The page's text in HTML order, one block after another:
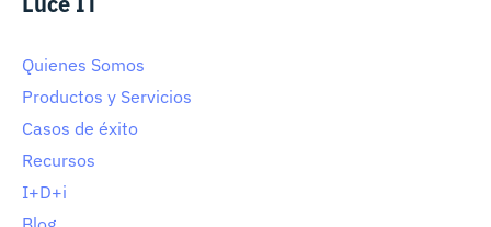
Quienes Somos
Productos y Servicios
Casos de éxito
Recursos
I+D+i